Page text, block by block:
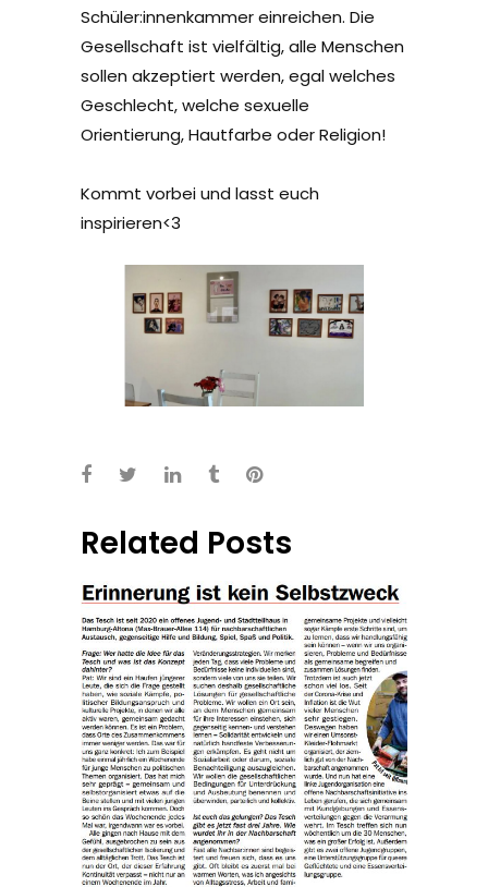
Schüler:innenkammer einreichen. Die
Gesellschaft ist vielfältig, alle Menschen
sollen akzeptiert werden, egal welches
Geschlecht, welche sexuelle
Orientierung, Hautfarbe oder Religion!
Kommt vorbei und lasst euch
inspirieren<3
Related Posts